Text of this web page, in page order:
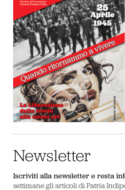
Newsletter
Iscriviti alla newsletter e resta
settimane gli articoli di Patria